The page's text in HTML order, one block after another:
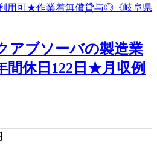
アブソーバの製造業
休日122日★月収例